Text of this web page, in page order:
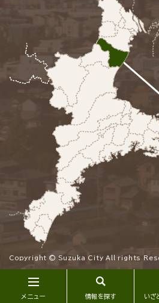
メニュー 情報を探す いざ
Copyright © Suzuka City All rights